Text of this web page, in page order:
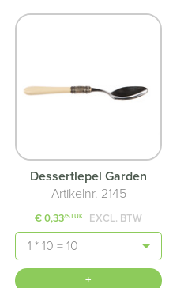
Dessertlepel Garden
Artikelnr. 2145
€ 0,33/STUK EXCL. BTW
Aantal
+